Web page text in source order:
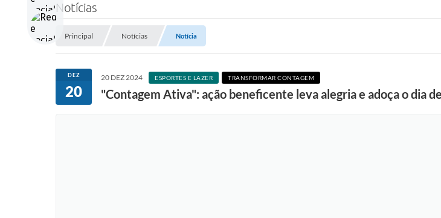
Notícias
Principal Notícias Notícia
DEZ
20
20 DEZ 2024 ESPORTES E LAZER TRANSFORMAR CONTAGEM
"Contagem Ativa": ação beneficente leva alegria e adoça o dia
o
t